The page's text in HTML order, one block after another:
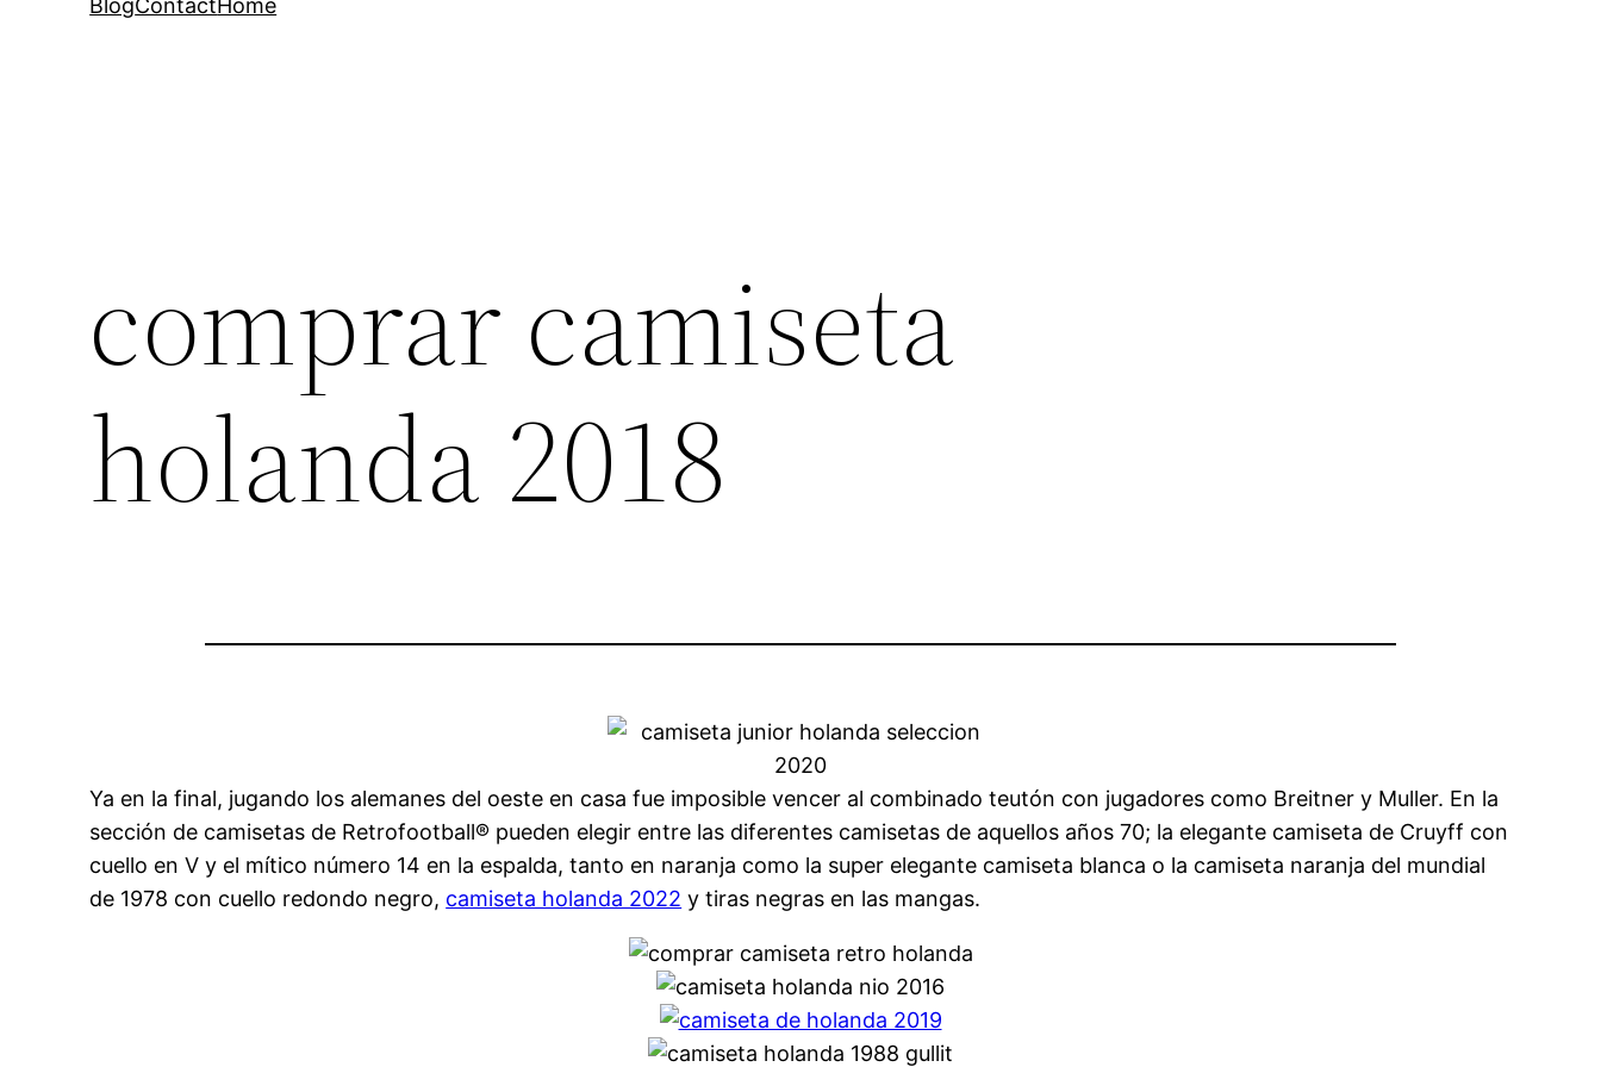
BlogContactHome
comprar camiseta
holanda 2018
Ya en la final, jugando los alemanes del oeste en casa fue imposible vencer al combinado teutón con jugadores como Breitner y Muller. En la
sección de camisetas de Retrofootball® pueden elegir entre las diferentes camisetas de aquellos años 70; la elegante camiseta de Cruyff con
cuello en V y el mítico número 14 en la espalda, tanto en naranja como la super elegante camiseta blanca o la camiseta naranja del mundial
de 1978 con cuello redondo negro, camiseta holanda 2022 y tiras negras en las mangas.